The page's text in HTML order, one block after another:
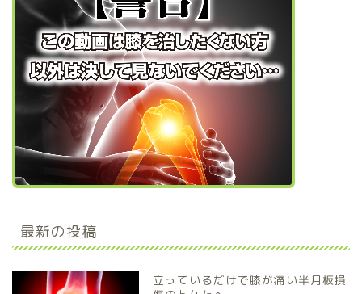
最新の投稿
立っているだけで膝が痛い半月板損